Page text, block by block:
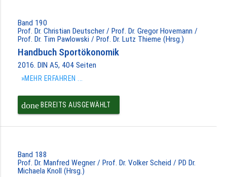
Band 190
Prof. Dr. Christian Deutscher / Prof. Dr. Gregor Hovemann /
Prof. Dr. Tim Pawlowski / Prof. Dr. Lutz Thieme (Hrsg.)
Handbuch Sportökonomik
2016. DIN A5, 404 Seiten
»MEHR ERFAHREN ...
doneBEREITS AUSGEWÄHLT
Band 188
Prof. Dr. Manfred Wegner / Prof. Dr. Volker Scheid / PD Dr.
Michaela Knoll (Hrsg.)